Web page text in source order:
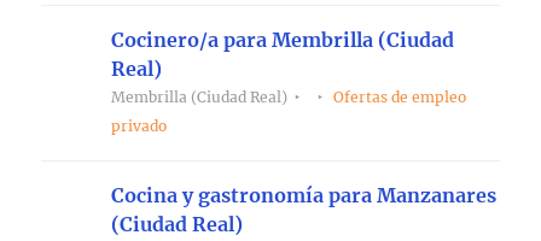
Cocinero/a para Membrilla (Ciudad
Real)
Membrilla (Ciudad Real)
Ofertas de empleo
privado
Cocina y gastronomía para Manzanares
(Ciudad Real)